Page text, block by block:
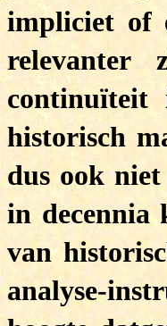
impliciet of
relevanter
continuïteit
historisch
dus ook niet
in decennia
van
analyse-